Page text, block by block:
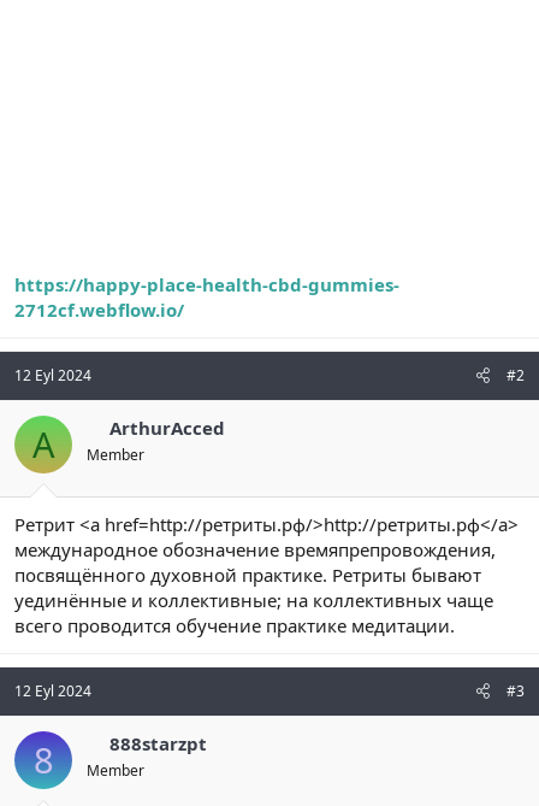
https://happy-place-health-cbd-gummies-
2712cf.webflow.io/
12 Eyl 2024 #2
A ArthurAcced
Member
Ретрит <a href=http://ретриты.рф/>http://ретриты.рф</a>
международное обозначение времяпрепровождения,
посвящённого духовной практике. Ретриты бывают
уединённые и коллективные; на коллективных чаще
всего проводится обучение практике медитации.
12 Eyl 2024 #3
8 888starzpt
Member